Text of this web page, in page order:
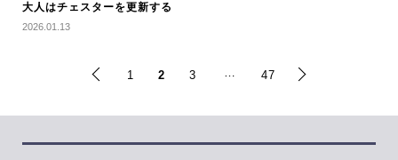
大人はチェスターを更新する
2026.01.13
1 2 3 … 47